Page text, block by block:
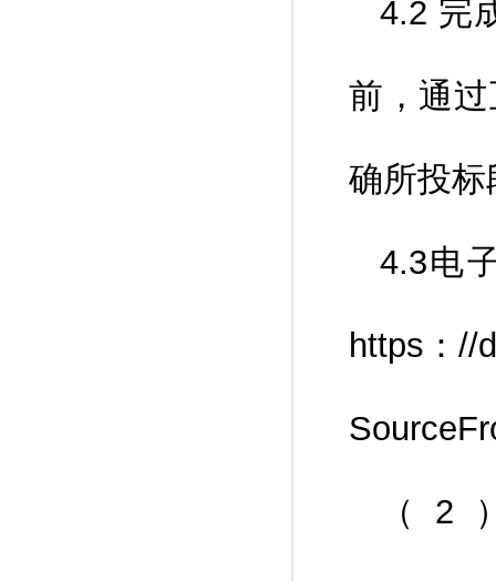
4.2 完
前，通
确所投
4.3电
https：//
（2